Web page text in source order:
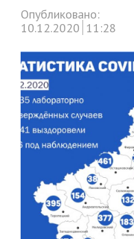
Опубликовано:
10.12.2020 11:28